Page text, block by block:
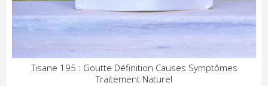
Tisane 195 : Goutte Définition Causes Symptômes
Traitement Naturel